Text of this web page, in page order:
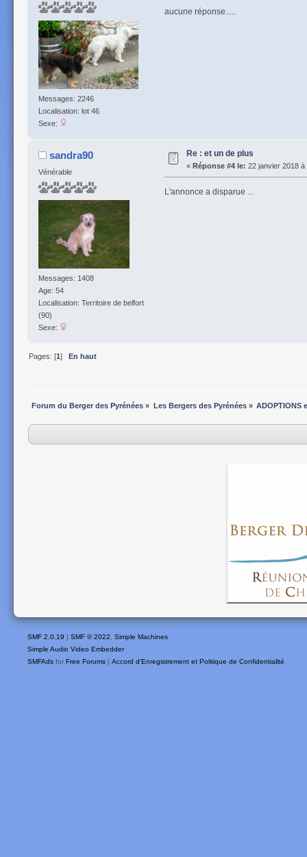
Messages: 2246
Localisation: lot 46
Sexe:
aucune réponse.....
sandra90
Vénérable
Messages: 1408
Age: 54
Localisation: Territoire de belfort
(90)
Sexe:
Re : et un de plus
« Réponse #4 le: 22 janvier 2018 à
L'annonce a disparue ...
Pages: [1] En haut
Forum du Berger des Pyrénées » Les Bergers des Pyrénées» ADOPTIONS
SMF 2.0.19 SMF © 2022, Simple Machines
Simple Audio Video Embedder
SMFAds for Free Forums Accord d'Enregistrement et Politique de Confidentialité